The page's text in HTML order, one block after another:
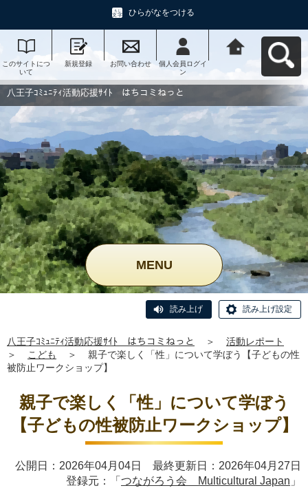
ひらがなをつける
このサイトにつ
いて
新規登録 お問い合わせ
個人会員ログイ
ン
動応援ｻｲﾄ はち
コミねっとへ戻
八王子ｺﾐｭﾆﾃｨ活動応援ｻｲﾄ はちコミねっと
MENU
読み上げ 読み上げ設定
八王子ｺﾐｭﾆﾃｨ活動応援ｻｲﾄ はちコミねっと ＞
活動レポート
＞
こども ＞
親子で楽しく「性」について学ぼう【子どもの性
被防止ワークショップ】
親子で楽しく「性」について学ぼう
【子どもの性被防止ワークショップ】
公開日：2026年04月04日 最終更新日：2026年04月27日
登録元：「 つながろう会 Multicultural Japan 」